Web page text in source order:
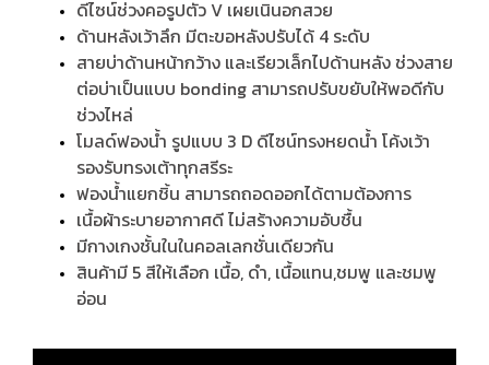
ดีไซน์ช่วงคอรูปตัว V เผยเนินอกสวย
ด้านหลังเว้าลึก มีตะขอหลังปรับได้ 4 ระดับ
สายบ่าด้านหน้ากว้าง และเรียวเล็กไปด้านหลัง ช่วงสาย
ต่อบ่าเป็นแบบ bonding สามารถปรับขยับให้พอดีกับ
ช่วงไหล่
โมลด์ฟองน้ำ รูปแบบ 3 D ดีไซน์ทรงหยดน้ำ โค้งเว้า
รองรับทรงเต้าทุกสรีระ
ฟองน้ำแยกชิ้น สามารถถอดออกได้ตามต้องการ
เนื้อผ้าระบายอากาศดี ไม่สร้างความอับชื้น
มีกางเกงชั้นในในคอลเลกชั่นเดียวกัน
สินค้ามี 5 สีให้เลือก เนื้อ, ดำ, เนื้อแทน,ชมพู และชมพู
อ่อน